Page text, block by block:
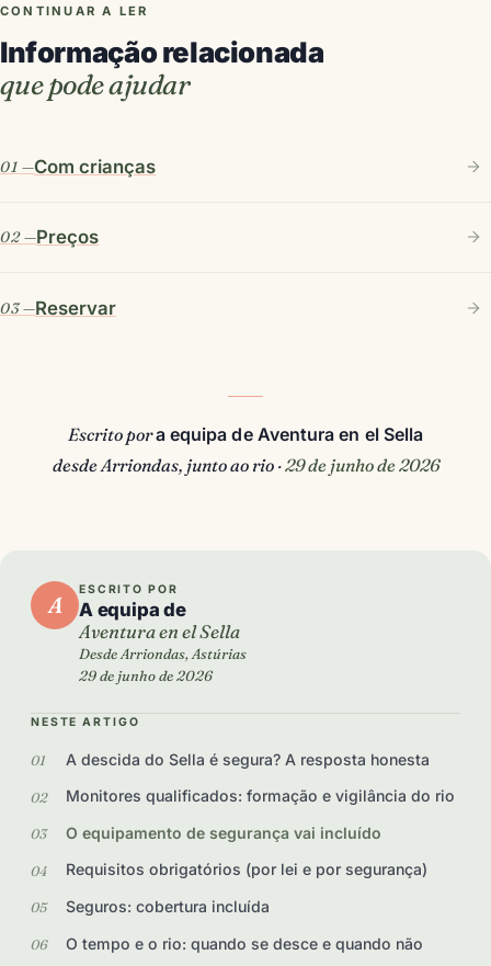
CONTINUAR A LER
Informação relacionada
que pode ajudar
Com crianças
Preços
Reservar
Escrito pora equipa de Aventura en el Sella
desde Arriondas, junto ao rio ·29 de junho de 2026
A
ESCRITO POR
A equipa de
Aventura en el Sella
Desde Arriondas, Astúrias
29 de junho de 2026
NESTE ARTIGO
A descida do Sella é segura? A resposta honesta
Monitores qualificados: formação e vigilância do rio
O equipamento de segurança vai incluído
Requisitos obrigatórios (por lei e por segurança)
Seguros: cobertura incluída
O tempo e o rio: quando se desce e quando não